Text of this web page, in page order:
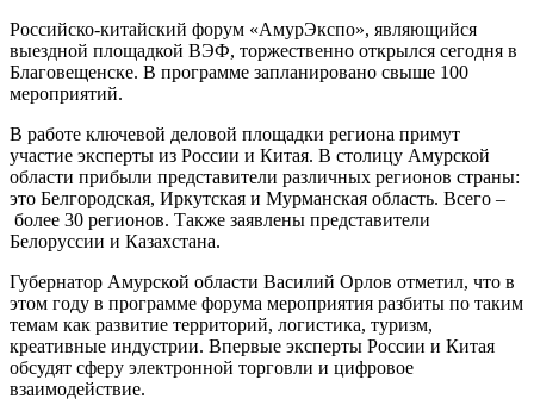
Российско-китайский форум «АмурЭкспо», являющийся
выездной площадкой ВЭФ, торжественно открылся сегодня в
Благовещенске. В программе запланировано свыше 100
мероприятий.
В работе ключевой деловой площадки региона примут
участие эксперты из России и Китая. В столицу Амурской
области прибыли представители различных регионов страны:
это Белгородская, Иркутская и Мурманская область. Всего –
более 30 регионов. Также заявлены представители
Белоруссии и Казахстана.
Губернатор Амурской области Василий Орлов отметил, что в
этом году в программе форума мероприятия разбиты по таким
темам как развитие территорий, логистика, туризм,
креативные индустрии. Впервые эксперты России и Китая
обсудят сферу электронной торговли и цифровое
взаимодействие.